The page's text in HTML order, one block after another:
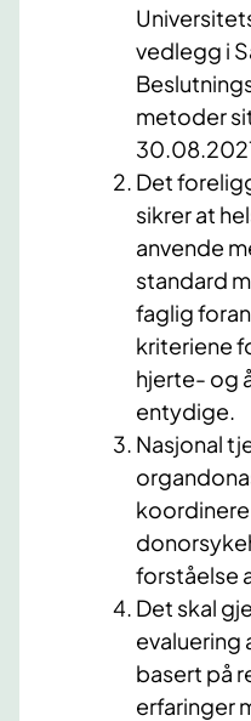
vedlegg i
metoder
Det
sikrer at
anvende
standard
faglig
kriteriene
hjerte- og
entydige.
Nasjonal
forståelse
Det skal
evaluering
basert på
erfaringer